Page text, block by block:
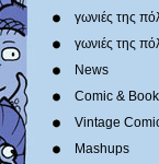
γωνιές της
γωνιές της
News
Comic &
Vintage
Mashups